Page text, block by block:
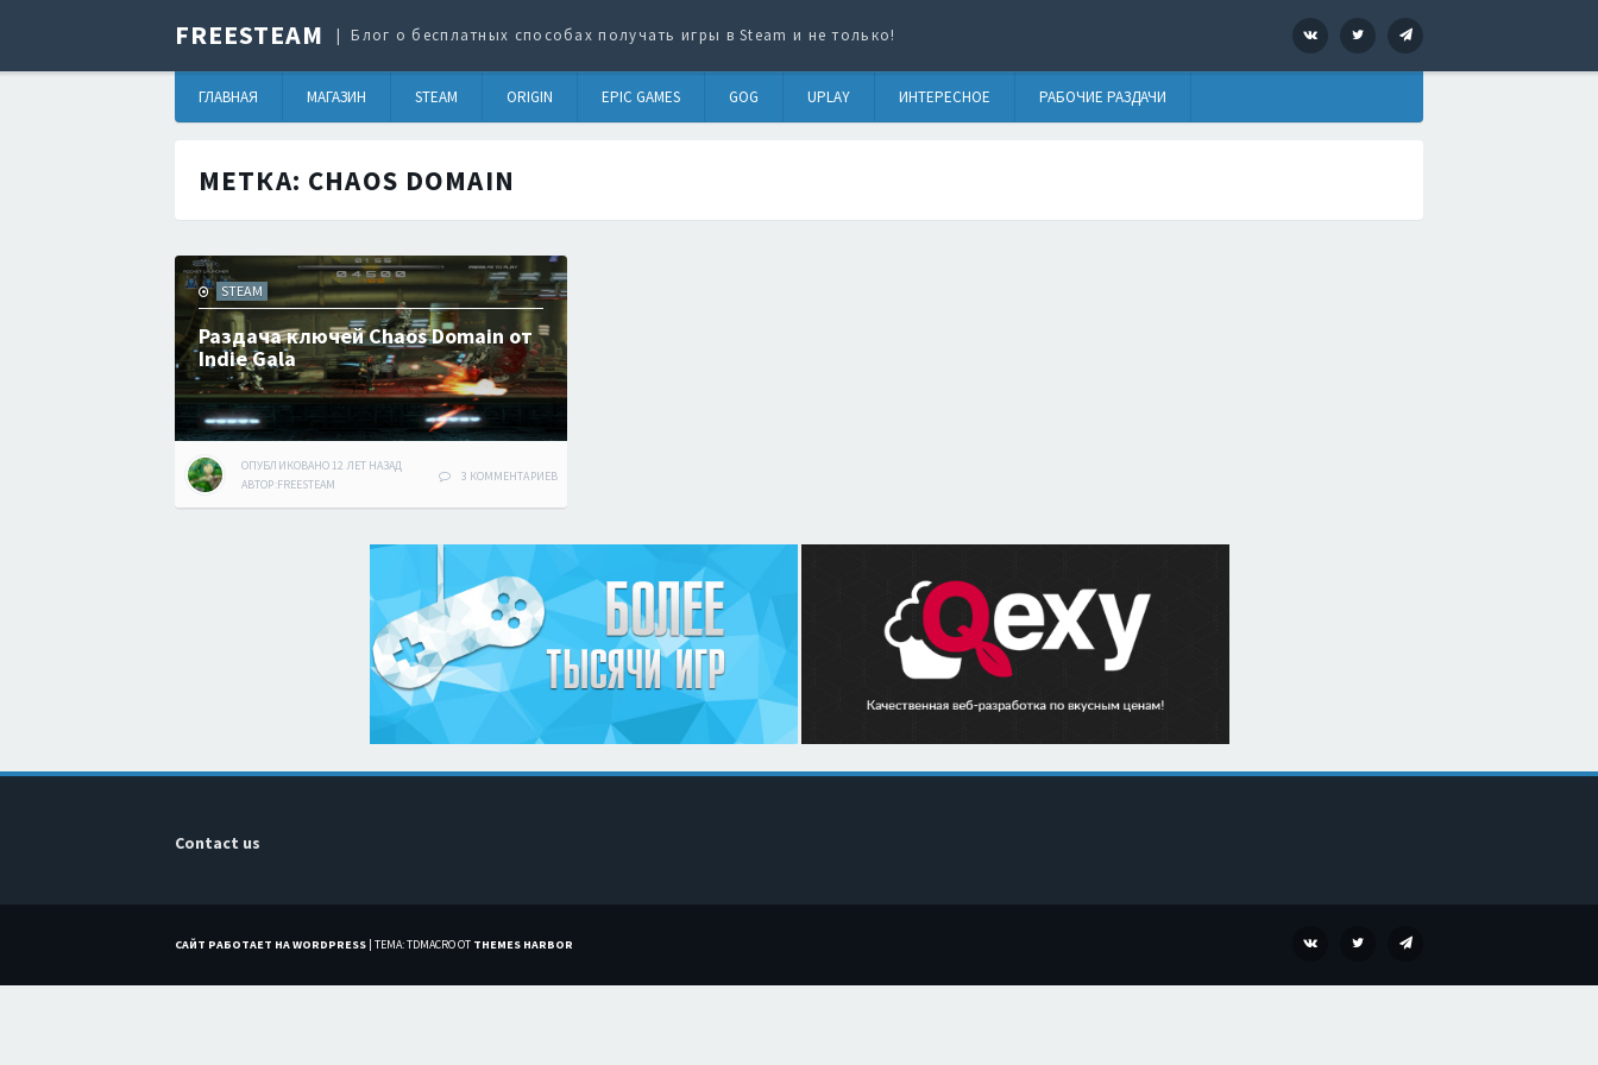
FREESTEAM Блог о бесплатных способах получать игры в Steam и не только! VK Twitter
ГЛАВНАЯ МАГАЗИН STEAM ORIGIN EPIC GAMES GOG UPLAY ИНТЕРЕСНОЕ РАБОЧИЕ РАЗДАЧИ
МЕТКА: CHAOS DOMAIN
STEAM
Раздача ключей Chaos Domain от
Indie Gala
ОПУБЛИКОВАНО 12 ЛЕТНАЗАД
АВТОР:FREESTEAM
3 КОММЕНТАРИЕВ
Contact us
САЙТ РАБОТАЕТ НА WORDPRESS ТЕМА: TDMACRO ОТ THEMES HARBOR
TWITTER